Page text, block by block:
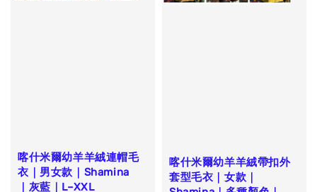
喀什米爾幼羊羊絨連帽毛
衣｜男女款｜Shamina
｜灰藍｜L–XXL
喀什米爾幼羊羊絨帶扣外
套型毛衣｜女款｜